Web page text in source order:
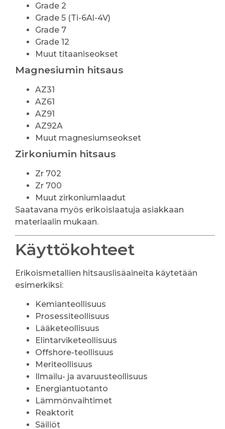
Grade 2
Grade 5 (Ti-6Al-4V)
Grade 7
Grade 12
Muut titaaniseokset
Magnesiumin hitsaus
AZ31
AZ61
AZ91
AZ92A
Muut magnesiumseokset
Zirkoniumin hitsaus
Zr 702
Zr 700
Muut zirkoniumlaadut
Saatavana myös erikoislaatuja asiakkaan
materiaalin mukaan.
Käyttökohteet
Erikoismetallien hitsauslisäaineita käytetään
esimerkiksi:
Kemianteollisuus
Prosessiteollisuus
Lääketeollisuus
Elintarviketeollisuus
Offshore-teollisuus
Meriteollisuus
Ilmailu- ja avaruusteollisuus
Energiantuotanto
Lämmönvaihtimet
Reaktorit
Säiliöt